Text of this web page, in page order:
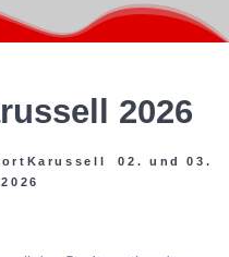
2026
02. und 03.